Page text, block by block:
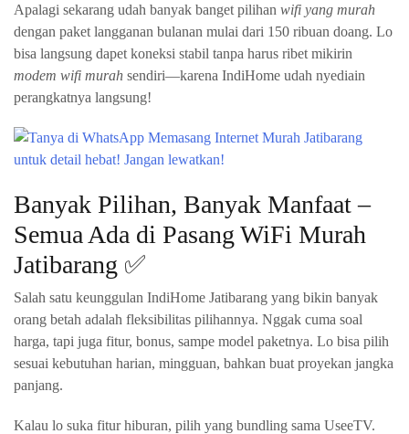
Apalagi sekarang udah banyak banget pilihan wifi yang murah
dengan paket langganan bulanan mulai dari 150 ribuan doang. Lo
bisa langsung dapet koneksi stabil tanpa harus ribet mikirin
modem wifi murah sendiri—karena IndiHome udah nyediain
perangkatnya langsung!
Banyak Pilihan, Banyak Manfaat –
Semua Ada di Pasang WiFi Murah
Jatibarang ✅
Salah satu keunggulan IndiHome Jatibarang yang bikin banyak
orang betah adalah fleksibilitas pilihannya. Nggak cuma soal
harga, tapi juga fitur, bonus, sampe model paketnya. Lo bisa pilih
sesuai kebutuhan harian, mingguan, bahkan buat proyekan jangka
panjang.
Kalau lo suka fitur hiburan, pilih yang bundling sama UseeTV.